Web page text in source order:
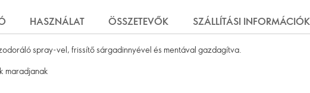
HASZNÁLAT ÖSSZETEVŐK SZÁLLÍTÁSI INFORMÁCIÓK
spray-vel, frissítő sárgadinnyével és mentával gazdagítva.
maradjanak